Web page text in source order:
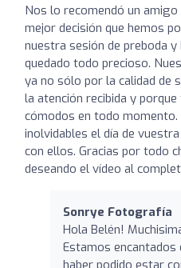
Nos lo recomendó un
mejor decisión que hemos
nuestra sesión de preboda
quedado todo precioso.
ya no sólo por la calidad de
la atención recibida y
cómodos en todo
inolvidables el día de
con ellos. Gracias por todo
deseando el vídeo al
Sonrye Fotografía
Hola Belén!
Estamos encantados
haber podido estar